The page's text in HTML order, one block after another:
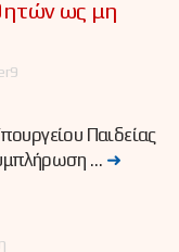
ως μη
Παιδείας
… ➜